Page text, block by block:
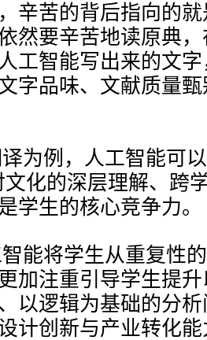
辛苦的背后指向的
然要辛苦地读原典
工智能写出来的文
字品味、文献质量
为例，人工智能可
文化的深层理解、跨
学生的核心竞争力。
能将学生从重复性
加注重引导学生提升
以逻辑为基础的分
计创新与产业转化